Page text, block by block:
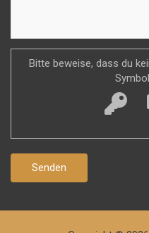
Bitte beweise, dass du
Symbol